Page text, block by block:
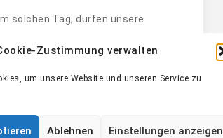
Zustimmung verwalten
um unsere Website und unseren Service zu
Ablehnen Einstellungen anzeigen
solchen Tag, dürfen unsere